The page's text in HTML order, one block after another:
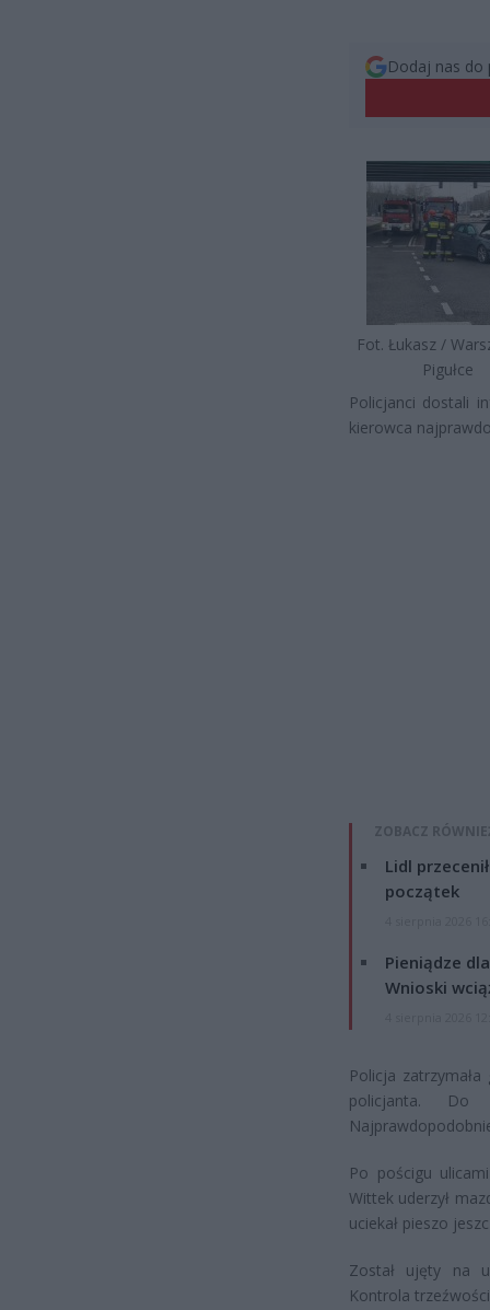
Dodaj nas do
Fot. Łukasz /
Pigułce
Policjanci dostali
kierowca
ZOBACZ
Lidl
początek
Pieniądze
Wnioski
Policja
policjanta. Do
Po pościgu
Wittek uderzył
uciekał pieszo
Został ujęty na
Kontrola